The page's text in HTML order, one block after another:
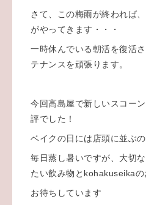
さて、この梅雨が終われば
がやってきます・・・
一時休んでいる朝活を復活
テナンスを頑張ります。
今回高島屋で新しいスコー
評でした！
ベイクの日には店頭に並ぶの
毎日蒸し暑いですが、大切
たい飲み物とkohakuseikaの
お待ちしています